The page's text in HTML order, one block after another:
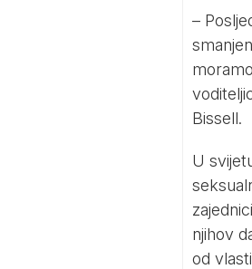
–
Bissell.
U
njihov
od